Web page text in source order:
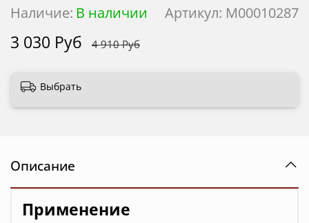
Артикул: М00010287
Наличие: В наличии
3 030 Руб 4 910 Руб
Выбрать
Описание
Применение